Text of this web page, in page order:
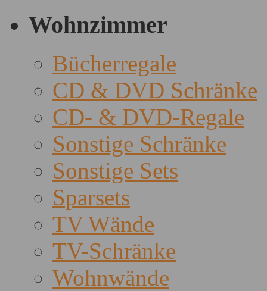
Wohnzimmer
Bücherregale
CD & DVD Schränke
CD- & DVD-Regale
Sonstige Schränke
Sonstige Sets
Sparsets
TV Wände
TV-Schränke
Wohnwände